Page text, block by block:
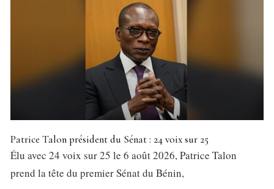
Patrice Talon président du Sénat : 24 voix sur 25
Élu avec 24 voix sur 25 le 6 août 2026, Patrice Talon
prend la tête du premier Sénat du Bénin,